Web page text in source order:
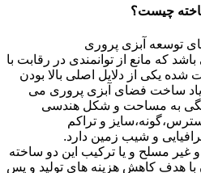
چیست؟
توسعه آبزی پروری
باشد که مانع از توانمندی در رقابت با
شده یکی از دلایل اصلی بالا بودن
زیاد ساخت فضای آبزی پروری می
به مساحت و شکل هندسی
و تراکم
و شیب زمین دارد.
غیر مسلح و یا ترکیب این دو ساخته
هدف کاهش هزینه های تولید و پس